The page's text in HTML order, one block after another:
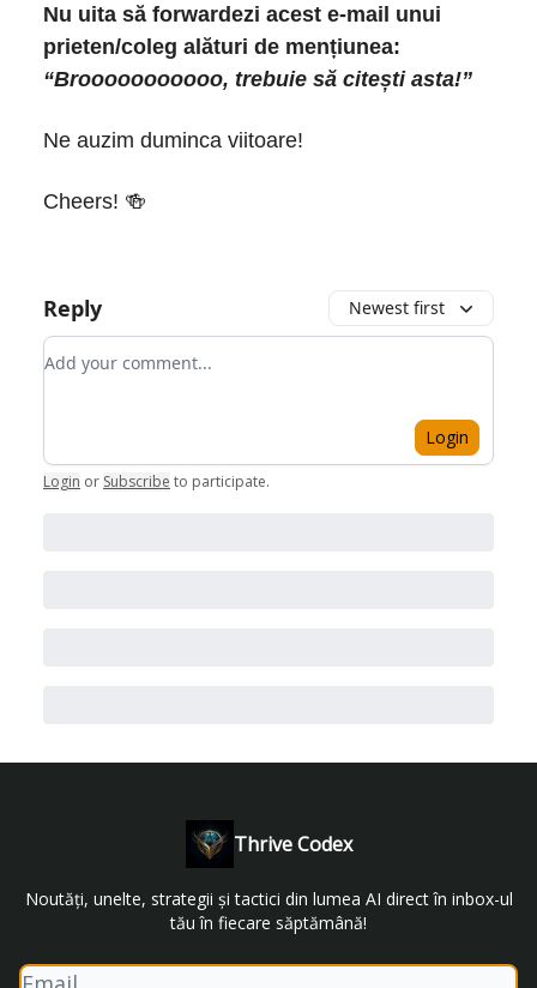
Nu uita să forwardezi acest e-mail unui
prieten/coleg alături de mențiunea:
“Brooooooooooo, trebuie să citești asta!”
Ne auzim duminca viitoare!
Cheers! 🍻
Reply Newest first
Add your comment
Login
Login or Subscribe to participate.
Thrive Codex
Noutăți, unelte, strategii și tactici din lumea AI direct în inbox-ul
tău în fiecare săptămână!